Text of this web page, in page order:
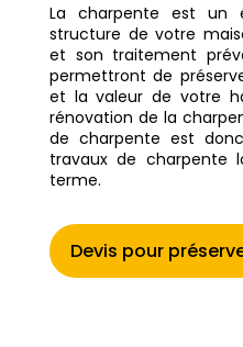
La charpente est un
structure de votre
et son traitement
permettront de
et la valeur de votre
rénovation de la
de charpente est
travaux de charpente
terme.
Devis pour